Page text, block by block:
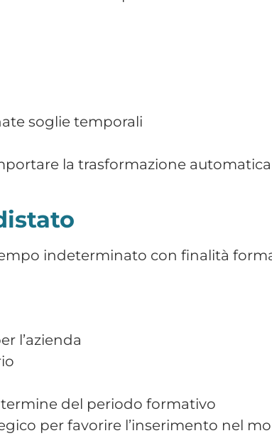
a chiamata)
di lavoro di utilizzare il lavoratore
con indennità di disponibilità
requisiti previsti dalla normativa.
e continuative
parasubordinato caratterizzati da
vincolo di subordinazione.
è versata alla Gestione Separata
può essere riqualificato.
Partita IVA
opera in piena autonomia